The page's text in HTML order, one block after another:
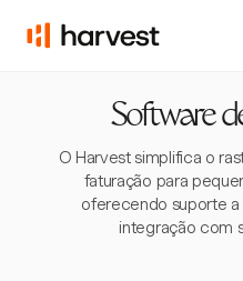
Software
O Harvest simplifica o
faturação para
oferecendo suporte
integração com